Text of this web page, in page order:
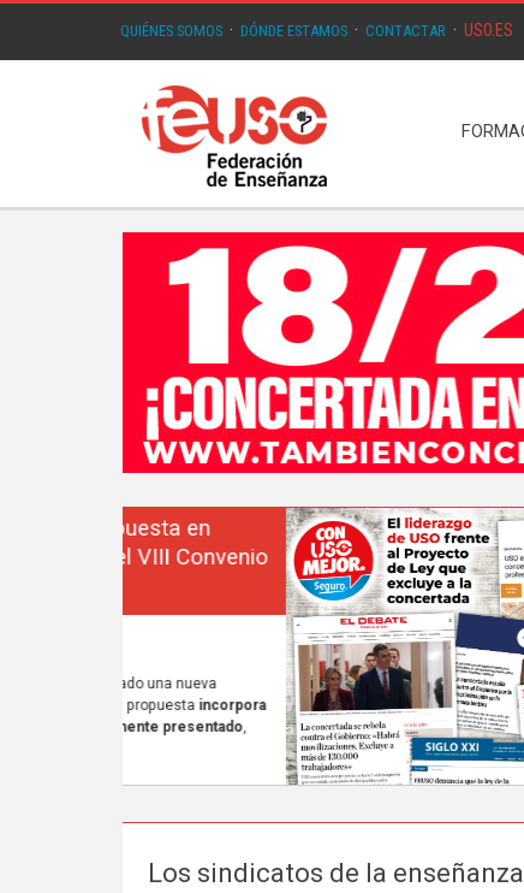
QUIÉNES SOMOS · DÓNDE ESTAMOS · CONTACTAR · USO.ES
Los sindicatos de la